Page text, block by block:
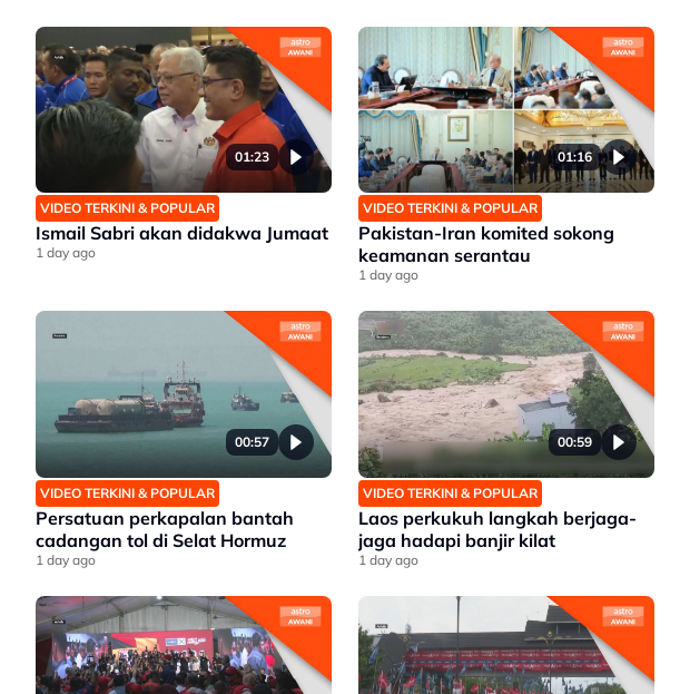
01:23
VIDEO TERKINI & POPULAR
Ismail Sabri akan didakwa Jumaat
1 day ago
01:16
VIDEO TERKINI & POPULAR
Pakistan-Iran komited sokong
keamanan serantau
1 day ago
00:57
VIDEO TERKINI & POPULAR
Persatuan perkapalan bantah
cadangan tol di Selat Hormuz
1 day ago
00:59
VIDEO TERKINI & POPULAR
Laos perkukuh langkah berjaga-
jaga hadapi banjir kilat
1 day ago